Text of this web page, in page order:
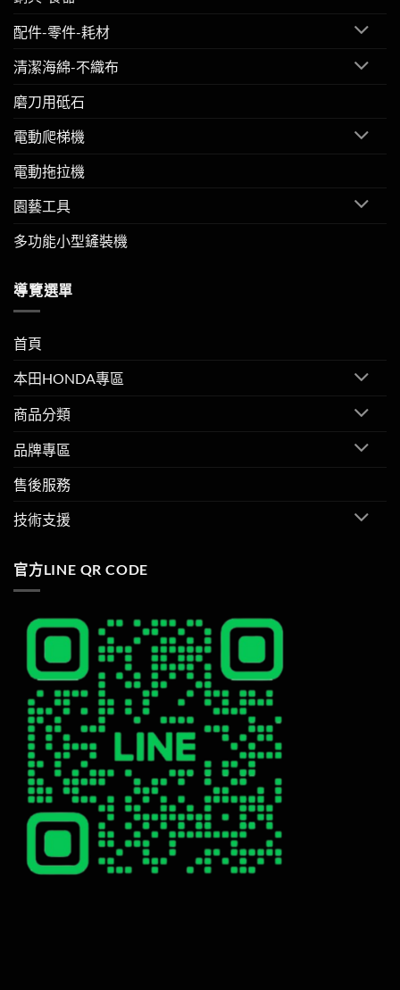
配件-零件-耗材
清潔海綿-不織布
磨刀用砥石
電動爬梯機
電動拖拉機
園藝工具
多功能小型鏟裝機
導覽選單
首頁
本田HONDA專區
商品分類
品牌專區
售後服務
技術支援
官方LINE QR CODE